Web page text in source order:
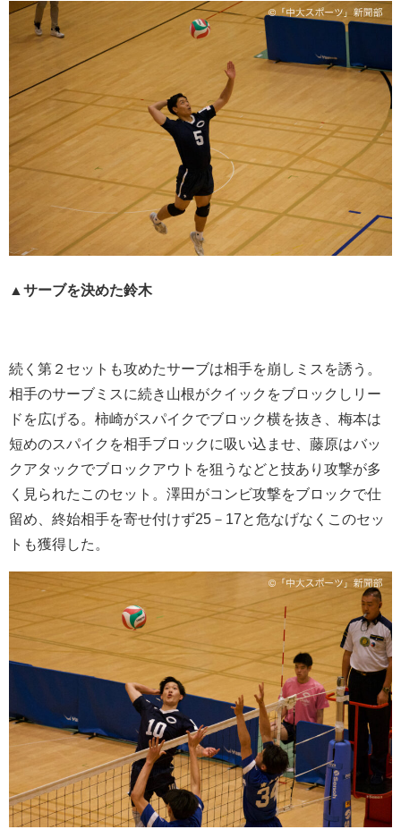
▲サーブを決めた鈴木
続く第２セットも攻めたサーブは相手を崩しミスを誘う。
相手のサーブミスに続き山根がクイックをブロックしリー
ドを広げる。柿崎がスパイクでブロック横を抜き、梅本は
短めのスパイクを相手ブロックに吸い込ませ、藤原はバッ
クアタックでブロックアウトを狙うなどと技あり攻撃が多
く見られたこのセット。澤田がコンビ攻撃をブロックで仕
留め、終始相手を寄せ付けず25－17と危なげなくこのセッ
トも獲得した。